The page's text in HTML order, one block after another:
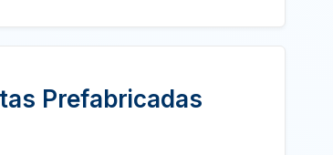
Prefabricadas